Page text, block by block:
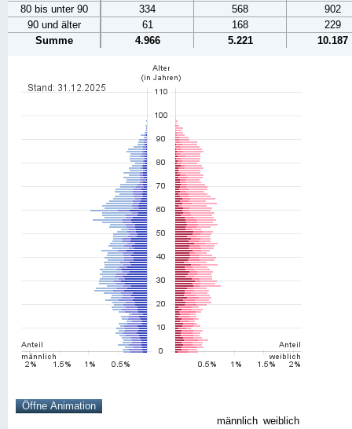
80 bis unter 90
334 568
902
90 und älter
61 168
229
Summe
4.966 5.221 10.187
männlich weiblich